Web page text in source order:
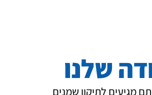
שלנו
מגיעים לתיקון שמנים